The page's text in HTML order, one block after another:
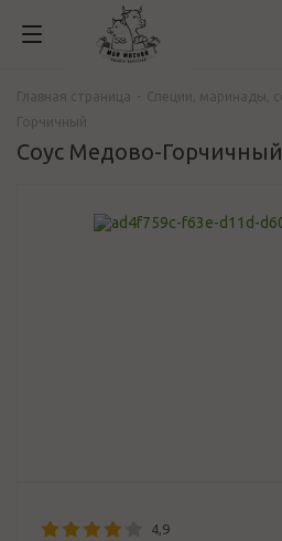
Соус Медово-Горчичный
4,9